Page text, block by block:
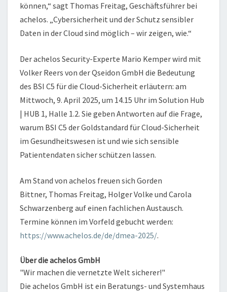
können,“ sagt Thomas Freitag, Geschäftsführer bei
achelos. „Cybersicherheit und der Schutz sensibler
Daten in der Cloud sind möglich – wir zeigen, wie.“
Der achelos Security-Experte Mario Kemper wird mit
Volker Reers von der Qseidon GmbH die Bedeutung
des BSI C5 für die Cloud-Sicherheit erläutern: am
Mittwoch, 9. April 2025, um 14.15 Uhr im Solution Hub
| HUB 1, Halle 1.2. Sie geben Antworten auf die Frage,
warum BSI C5 der Goldstandard für Cloud-Sicherheit
im Gesundheitswesen ist und wie sich sensible
Patientendaten sicher schützen lassen.
Am Stand von achelos freuen sich Gorden
Bittner, Thomas Freitag, Holger Volke und Carola
Schwarzenberg auf einen fachlichen Austausch.
Termine können im Vorfeld gebucht werden:
https://www.achelos.de/de/dmea-2025/.
Über die achelos GmbH
"Wir machen die vernetzte Welt sicherer!"
Die achelos GmbH ist ein Beratungs- und Systemhaus